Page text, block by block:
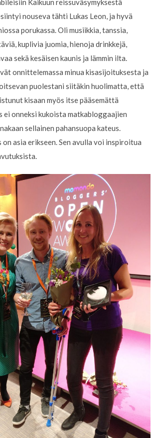
nouseva tähti Lukas Leon, ja hyvä
porukassa. Oli musiikkia, tanssia,
kuplivia juomia, hienoja drinkkejä,
sekä kesäisen kaunis ja lämmin ilta.
onnittelemassa minua kisasijoituksesta ja
puolestani siitäkin huolimatta, että
kisaan myös itse pääsemättä
ei onneksi kukoista matkabloggaajien
sellainen pahansuopa kateus.
asia erikseen. Sen avulla voi inspiroitua